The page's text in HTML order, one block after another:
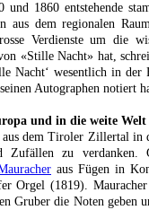
und 1860 entstehende
aus dem regionalen
Verdienste um die
«Stille Nacht» hat,
Nacht‘ wesentlich in der
Autographen notiert
und in die weite Welt
aus dem Tiroler Zillertal
Zufällen zu verdanken.
aus Fügen in
Orgel (1819).
Gruber die Noten geben